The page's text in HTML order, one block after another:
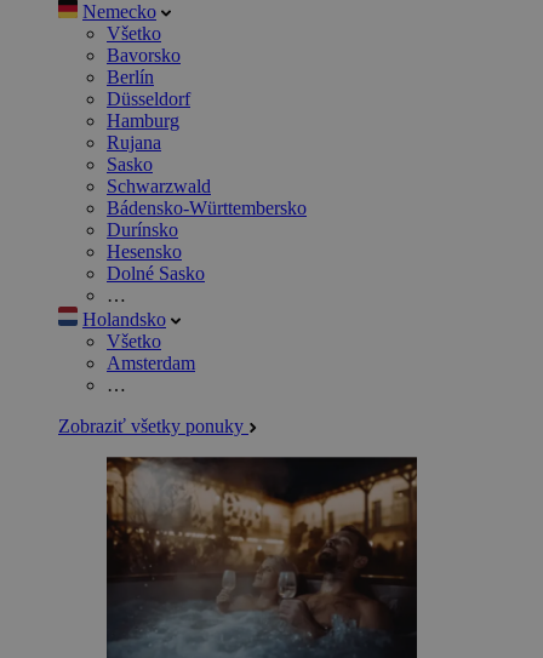
Nemecko
Všetko
Bavorsko
Berlín
Düsseldorf
Hamburg
Rujana
Sasko
Schwarzwald
Bádensko-Württembersko
Durínsko
Hesensko
Dolné Sasko
…
Holandsko
Všetko
Amsterdam
…
Zobraziť všetky ponuky